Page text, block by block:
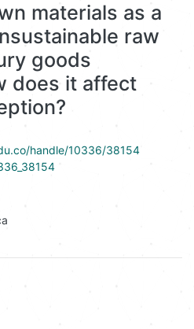
materials as a
raw
goods
does it affect
handle/10336/38154